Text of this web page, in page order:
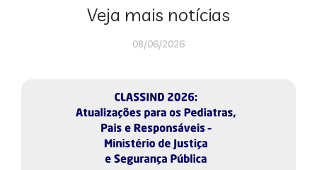
Veja mais notícias
08/06/2026